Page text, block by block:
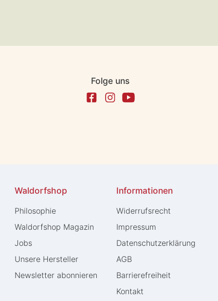
Folge uns
Waldorfshop
Philosophie
Waldorfshop Magazin
Jobs
Unsere Hersteller
Newsletter abonnieren
Informationen
Widerrufs­recht
Impressum
Daten­schutz­erklärung
AGB
Barrierefreiheit
Kontakt